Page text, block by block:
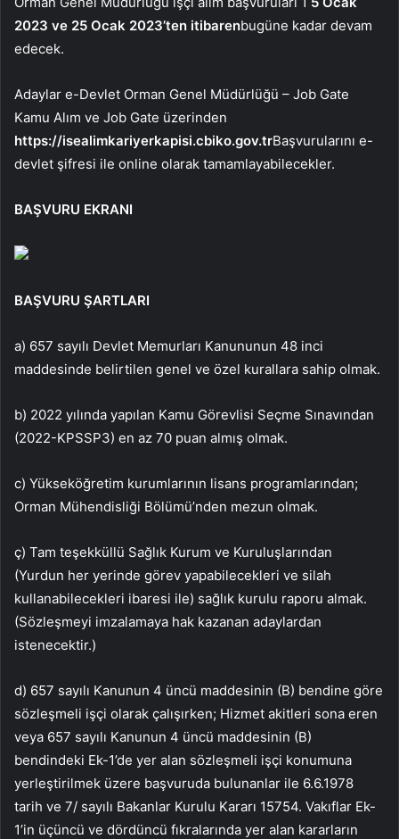
2023 ve 25 Ocak 2023’ten itibarenbugüne kadar devam
edecek.
Adaylar e-Devlet Orman Genel Müdürlüğü – Job Gate
Kamu Alım ve Job Gate üzerinden
https://isealimkariyerkapisi.cbiko.gov.trBaşvurularını e-
devlet şifresi ile online olarak tamamlayabilecekler.
BAŞVURU EKRANI
BAŞVURU ŞARTLARI
a) 657 sayılı Devlet Memurları Kanununun 48 inci
maddesinde belirtilen genel ve özel kurallara sahip olmak.
b) 2022 yılında yapılan Kamu Görevlisi Seçme Sınavından
(2022-KPSSP3) en az 70 puan almış olmak.
c) Yükseköğretim kurumlarının lisans programlarından;
Orman Mühendisliği Bölümü’nden mezun olmak.
ç) Tam teşekküllü Sağlık Kurum ve Kuruluşlarından
(Yurdun her yerinde görev yapabilecekleri ve silah
kullanabilecekleri ibaresi ile) sağlık kurulu raporu almak.
(Sözleşmeyi imzalamaya hak kazanan adaylardan
istenecektir.)
d) 657 sayılı Kanunun 4 üncü maddesinin (B) bendine göre
sözleşmeli işçi olarak çalışırken; Hizmet akitleri sona eren
veya 657 sayılı Kanunun 4 üncü maddesinin (B)
bendindeki Ek-1’de yer alan sözleşmeli işçi konumuna
yerleştirilmek üzere başvuruda bulunanlar ile 6.6.1978
tarih ve 7/ sayılı Bakanlar Kurulu Kararı 15754. Vakıflar Ek-
1’in üçüncü ve dördüncü fıkralarında yer alan kararların